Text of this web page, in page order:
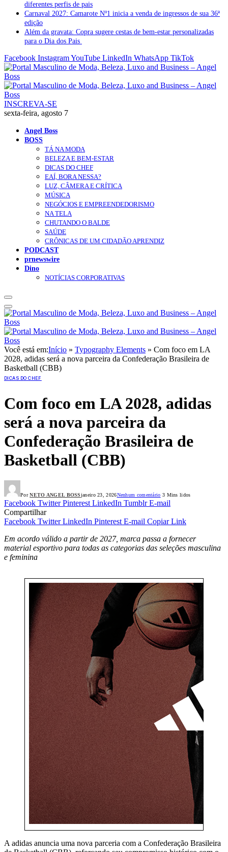
diferentes perfis de pais
Carnaval 2027: Camarote Nº1 inicia a venda de ingressos de sua 36ª
edição
Além da gravata: Copra sugere cestas de bem-estar personalizadas
para o Dia dos Pais
Facebook InstagramYouTube LinkedIn WhatsApp TikTok
INSCREVA-SE
sexta-feira, agosto 7
Angel Boss
BOSS
TÁ NA MODA
BELEZA E BEM-ESTAR
DICAS DO CHEF
EAÍ, BORA NESSA?
LUZ, CÂMERA E CRÍTICA
MÚSICA
NEGÓCIOS E EMPREENDEDORISMO
NA TELA
CHUTANDO O BALDE
SAÚDE
CRÔNICAS DE UM CIDADÃO APRENDIZ
PODCAST
prnewswire
Dino
NOTÍCIAS CORPORATIVAS
Você está em:Início » Typography Elements » Com foco em LA
2028, adidas será a nova parceira da Confederação Brasileira de
Basketball (CBB)
DICAS DO CHEF
Com foco em LA 2028, adidas
será a nova parceira da
Confederação Brasileira de
Basketball (CBB)
Por NETO ANGEL BOSSjaneiro 23, 2026Nenhum comentário 3 Mins lidos
Facebook Twitter Pinterest LinkedIn Tumblr E-mail
Compartilhar
Facebook Twitter LinkedIn Pinterest E-mail Copiar Link
Em acordo válido a partir de 2027, marca passa a fornecer
material esportivo para todas as categorias das seleções masculina
e feminina
A adidas anuncia uma nova parceria com a Confederação Brasileira